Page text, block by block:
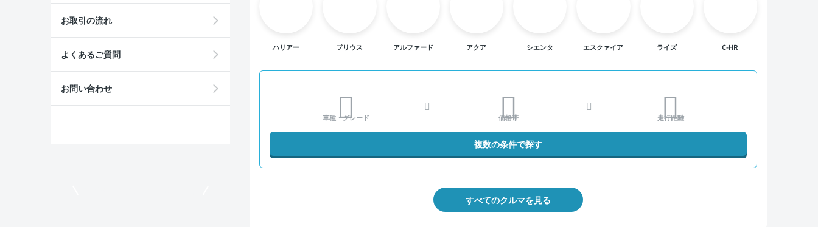
ハリアー プリウス アルファード アクア シエンタ エスクァイア ライズ C-HR
車種・グレード 価格帯 走行距離
複数の条件で探す
すべてのクルマを見る
お取引の流れ
よくあるご質問
お問い合わせ